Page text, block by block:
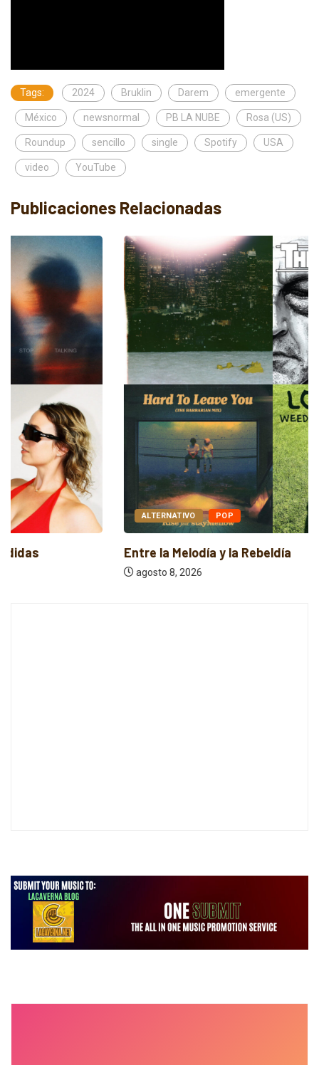
Tags: 2024 Bruklin Darem emergente
México newsnormal PB LA NUBE Rosa (US)
Roundup sencillo single Spotify USA
video YouTube
Publicaciones Relacionadas
ALTERNATIVO
Entre la Melodía y la Rebeldía